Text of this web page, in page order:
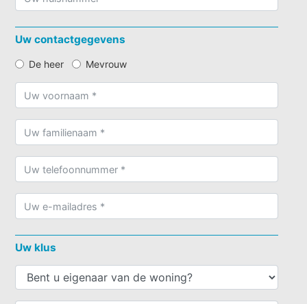
Uw contactgegevens
De heer Mevrouw
Uw klus